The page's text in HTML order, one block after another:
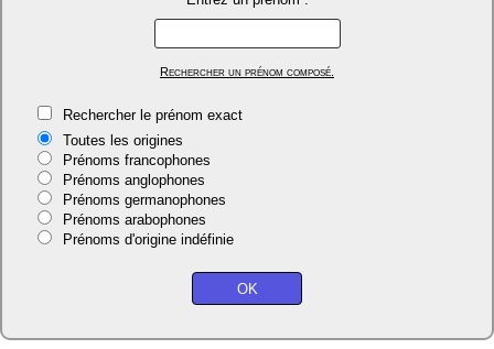
Rechercher un prénom composé.
Rechercher le prénom exact
Toutes les origines
Prénoms francophones
Prénoms anglophones
Prénoms germanophones
Prénoms arabophones
Prénoms d'origine indéfinie